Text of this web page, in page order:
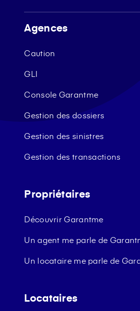
Agences
Caution
GLI
Console Garantme
Gestion des dossiers
Gestion des sinistres
Gestion des transactions
Propriétaires
Découvrir Garantme
Un agent me parle de
Un locataire me parle de
Locataires